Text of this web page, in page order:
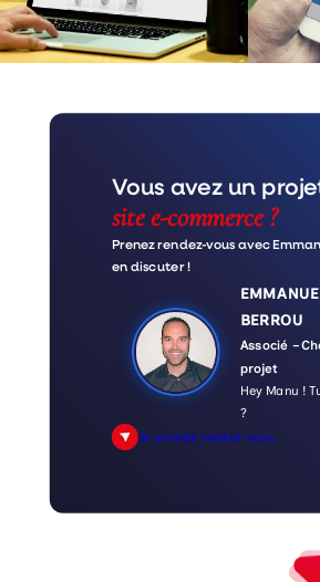
Vous avez un
site e-commerce ?
Prenez rendez-vous avec
en discuter !
BERROU
Associé –
projet
Hey Manu !
?
Je prends rendez-vous